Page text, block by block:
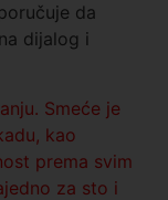
da
dijalog i
Smeće je
kao
prema svim
za sto i